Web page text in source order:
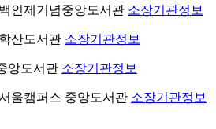
인제기념중앙도서관 소장기관정보
산도서관 소장기관정보
앙도서관 소장기관정보
울캠퍼스 중앙도서관 소장기관정보